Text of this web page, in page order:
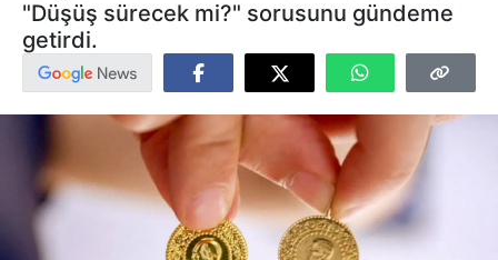
"Düşüş sürecek mi?" sorusunu gündeme
getirdi.